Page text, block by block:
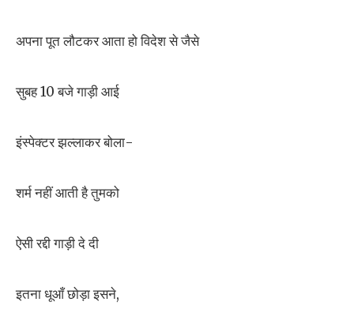
अपना पूत लौटकर आता हो विदेश से जैसे
सुबह 10 बजे गाड़ी आई
इंस्पेक्टर झल्लाकर बोला-
शर्म नहीं आती है तुमको
ऐसी रद्दी गाड़ी दे दी
इतना धूआँ छोड़ा इसने,